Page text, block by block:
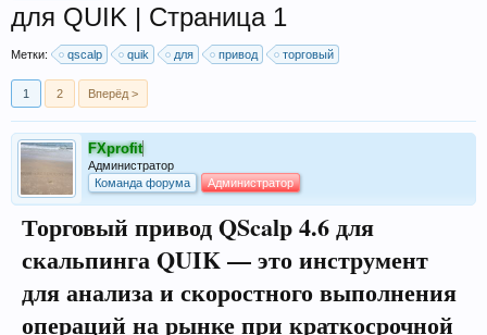
для QUIK | Страница 1
Метки: qscalp quik для привод торговый
1 2 Вперёд >
FXprofit
Администратор
Команда форума
Администратор
Торговый привод QScalp 4.6 для
скальпинга QUIK — это инструмент
для анализа и скоростного выполнения
операций на рынке при краткосрочной